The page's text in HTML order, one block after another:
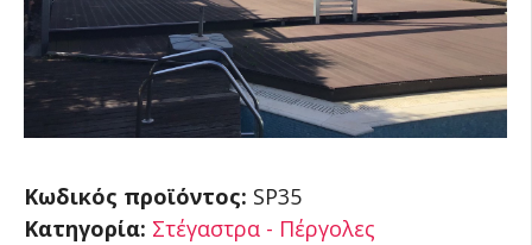
Κωδικός προϊόντος: SP35
Κατηγορία: Στέγαστρα - Πέργολες